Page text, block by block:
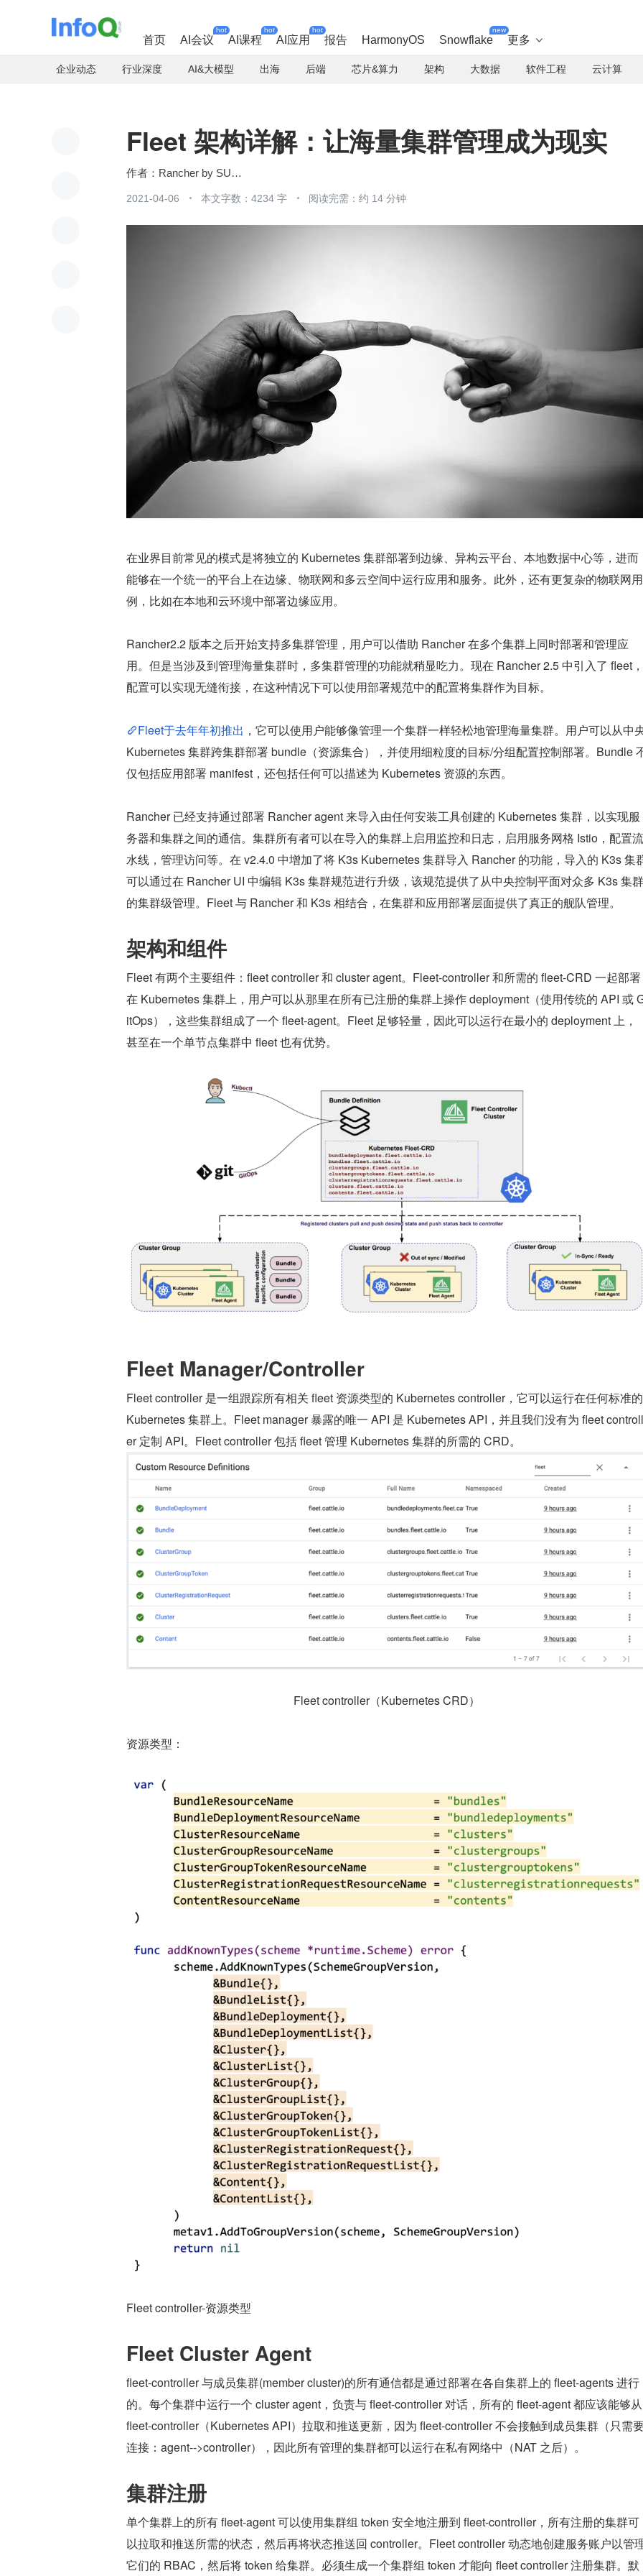
首页 AI会议
hot
AI课程
hot
AI应用
hot
报告 HarmonyOS Snowflake
new
更多 
企业动态 行业深度 AI&大模型 出海 后端 芯片&算力 架构 大数据 软件工程 云计算
Fleet 架构详解：让海量集群管理成为现实
Rancher by SUSE
2021-04-06 本文字数：4234 字 阅读完需：约 14 分钟
在业界目前常见的模式是将独立的 Kubernetes 集群部署到边缘、异构云平台、本地数据中心等，进而
能够在一个统一的平台上在边缘、物联网和多云空间中运行应用和服务。此外，还有更复杂的物联网用
例，比如在本地和云环境中部署边缘应用。
Rancher2.2 版本之后开始支持多集群管理，用户可以借助 Rancher 在多个集群上同时部署和管理应
用。但是当涉及到管理海量集群时，多集群管理的功能就稍显吃力。现在 Rancher 2.5 中引入了 fleet，
配置可以实现无缝衔接，在这种情况下可以使用部署规范中的配置将集群作为目标。
Fleet于去年年初推出 ，它可以使用户能够像管理一个集群一样轻松地管理海量集群。用户可以从中
Kubernetes 集群跨集群部署 bundle（资源集合），并使用细粒度的目标/分组配置控制部署。Bundle
仅包括应用部署 manifest，还包括任何可以描述为 Kubernetes 资源的东西。
Rancher 已经支持通过部署 Rancher agent 来导入由任何安装工具创建的 Kubernetes 集群，以实现服
务器和集群之间的通信。集群所有者可以在导入的集群上启用监控和日志，启用服务网格 Istio，配置流
水线，管理访问等。在 v2.4.0 中增加了将 K3s Kubernetes 集群导入 Rancher 的功能，导入的 K3s 集
可以通过在 Rancher UI 中编辑 K3s 集群规范进行升级，该规范提供了从中央控制平面对众多 K3s 集群
的集群级管理。Fleet 与 Rancher 和 K3s 相结合，在集群和应用部署层面提供了真正的舰队管理。
架构和组件
Fleet 有两个主要组件：fleet controller 和 cluster agent。Fleet-controller 和所需的 fleet-CRD 一起部署
在 Kubernetes 集群上，用户可以从那里在所有已注册的集群上操作 deployment（使用传统的 API 或
itOps），这些集群组成了一个 fleet-agent。Fleet 足够轻量，因此可以运行在最小的 deployment 上，
甚至在一个单节点集群中 fleet 也有优势。
Fleet Manager/Controller
Fleet controller 是一组跟踪所有相关 fleet 资源类型的 Kubernetes controller，它可以运行在任何标准的
Kubernetes 集群上。Fleet manager 暴露的唯一 API 是 Kubernetes API，并且我们没有为 fleet controll
er 定制 API。Fleet controller 包括 fleet 管理 Kubernetes 集群的所需的 CRD。
Fleet controller（Kubernetes CRD）
资源类型：
Fleet controller-资源类型
Fleet Cluster Agent
fleet-controller 与成员集群(member cluster)的所有通信都是通过部署在各自集群上的 fleet-agents 进行
的。每个集群中运行一个 cluster agent，负责与 fleet-controller 对话，所有的 fleet-agent 都应该能够从
fleet-controller（Kubernetes API）拉取和推送更新，因为 fleet-controller 不会接触到成员集群（只需
连接：agent-->controller），因此所有管理的集群都可以运行在私有网络中（NAT 之后）。
集群注册
单个集群上的所有 fleet-agent 可以使用集群组 token 安全地注册到 fleet-controller，所有注册的集群可
以拉取和推送所需的状态，然后再将状态推送回 controller。Fleet controller 动态地创建服务账户以管
它们的 RBAC，然后将 token 给集群。必须生成一个集群组 token 才能向 fleet controller 注册集群。默